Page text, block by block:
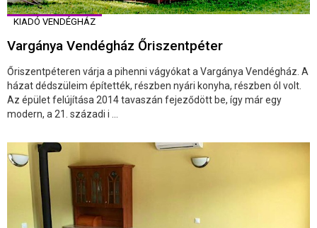
KIADÓ VENDÉGHÁZ
Vargánya Vendégház Őriszentpéter
Őriszentpéteren várja a pihenni vágyókat a Vargánya Vendégház. A
házat dédszüleim építették, részben nyári konyha, részben ól volt.
Az épület felújítása 2014 tavaszán fejeződött be, így már egy
modern, a 21. századi i ...